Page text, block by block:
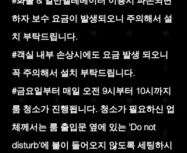
하자 보수 요금이 발생되오니 주의해서 설
치 부탁드립니다.
#객실 내부 손상시에도 요금 발생 되오니
꼭 주의해서 설치 부탁드립니다.
#금요일부터 매일 오전 9시부터 10시까지
룸 청소가 진행됩니다. 청소가 필요하신 업
체께서는 룸 출입문 옆에 있는 'Do not
disturb'에 불이 들어오지 않도록 세팅하시